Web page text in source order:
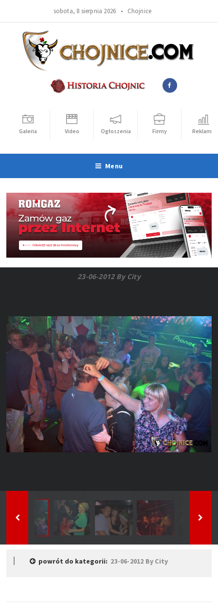
sobota, 8 sierpnia 2026 • Chojnice
Galeria Video Ogłoszenia Firmy Reklama
Menu
23-06-2012 By City
powrót do kategorii: 23-06-2012 By City